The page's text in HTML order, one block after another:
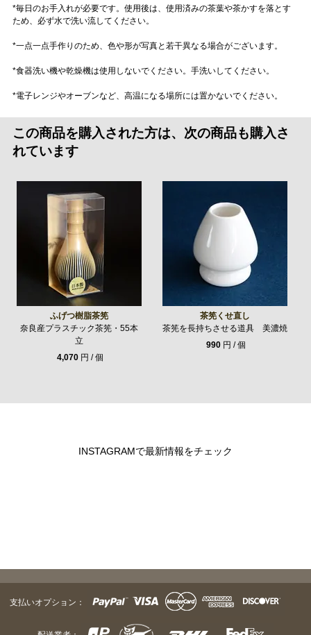
*毎日のお手入れが必要です。使用後は、使用済みの茶葉や茶かすを落とす
ため、必ず水で洗い流してください。
*一点一点手作りのため、色や形が写真と若干異なる場合がございます。
*食器洗い機や乾燥機は使用しないでください。手洗いしてください。
*電子レンジやオーブンなど、高温になる場所には置かないでください。
この商品を購入された方は、次の商品も購入さ
れています
ふげつ樹脂茶筅
奈良産プラスチック茶筅・55本
立
4,070円 / 個
茶筅くせ直し
茶筅を長持ちさせる道具 美濃焼
990円 / 個
INSTAGRAMで最新情報をチェック
支払いオプション：